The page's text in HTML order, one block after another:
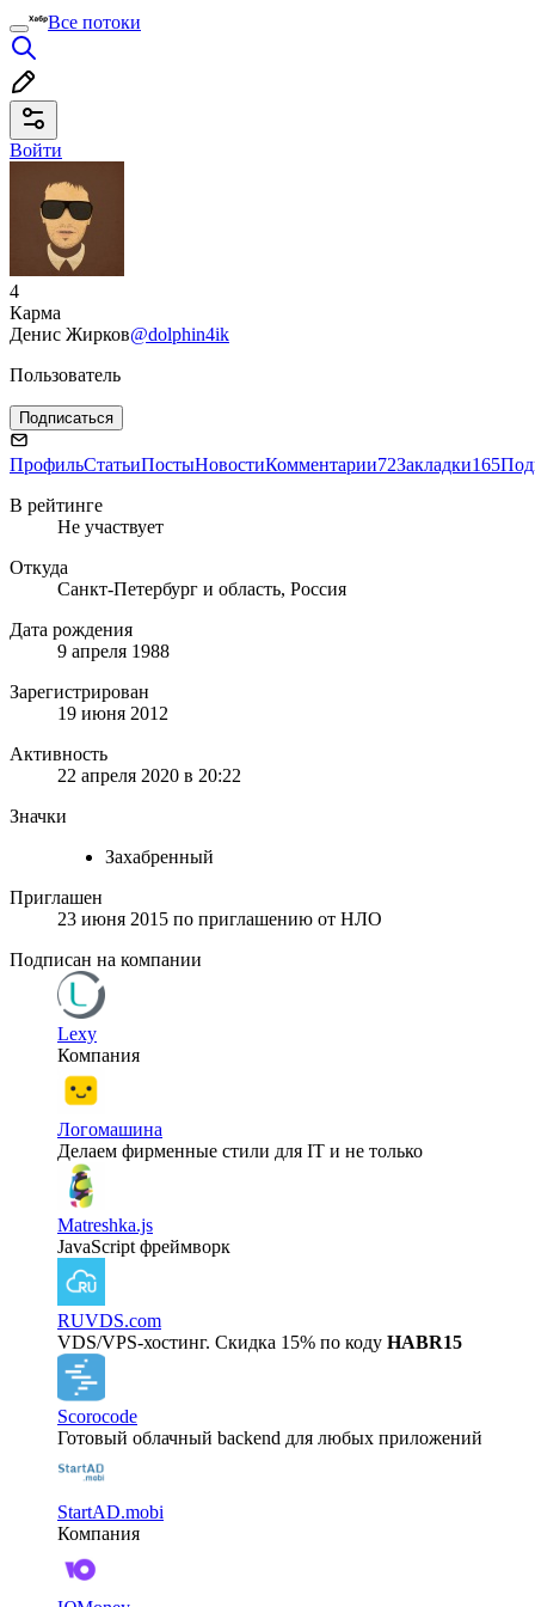
Все потоки
Войти
4
Карма
Денис Жирков@dolphin4ik
Пользователь
Подписаться
ПрофильСтатьиПостыНовостиКомментарии72Закладки165
В рейтинге
Не участвует
Откуда
Санкт-Петербург и область, Россия
Дата рождения
9 апреля 1988
Зарегистрирован
19 июня 2012
Активность
22 апреля 2020 в 20:22
Значки
Захабренный
Приглашен
23 июня 2015 по приглашению от НЛО
Подписан на компании
Lexy
Компания
Логомашина
Делаем фирменные стили для IT и не только
Matreshka.js
JavaScript фреймворк
RUVDS.com
VDS/VPS-хостинг. Скидка 15% по коду HABR15
Scorocode
Готовый облачный backend для любых приложений
StartAD.mobi
Компания